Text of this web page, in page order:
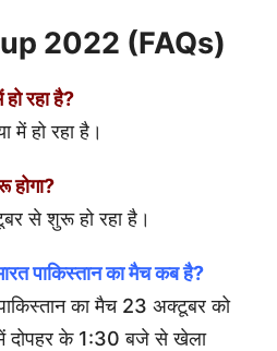
2022 (FAQs)
रहा है?
में हो रहा है।
से शुरू हो रहा है।
पाकिस्तान का मैच कब है?
का मैच 23 अक्टूबर को
में दोपहर के 1:30 बजे से खेला